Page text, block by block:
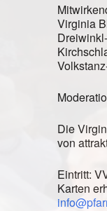
Virginia
Die
von
Eintritt:
Karten